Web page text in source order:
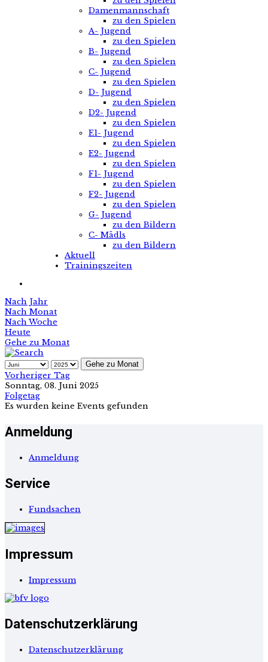
Damenmannschaft
zu den Spielen
A- Jugend
zu den Spielen
B- Jugend
zu den Spielen
C- Jugend
zu den Spielen
D- Jugend
zu den Spielen
D2- Jugend
zu den Spielen
E1- Jugend
zu den Spielen
E2- Jugend
zu den Spielen
F1- Jugend
zu den Spielen
F2- Jugend
zu den Spielen
G- Jugend
zu den Bildern
C- Mädls
zu den Bildern
Aktuell
Trainingszeiten
Nach Jahr
Nach Monat
Nach Woche
Heute
Gehe zu Monat
Gehe zu Monat
Vorheriger Tag
Sonntag, 08. Juni 2025
Folgetag
Es wurden keine Events gefunden
Anmeldung
Anmeldung
Service
Fundsachen
Impressum
Impressum
Datenschutzerklärung
Datenschutzerklärung